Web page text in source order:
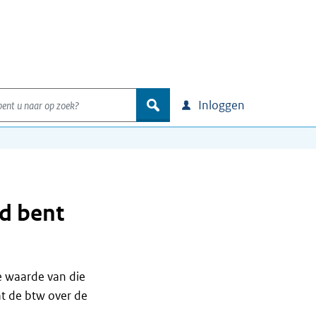
u naar op zoek?
zoek Inloggen
bent
van die
de btw over de